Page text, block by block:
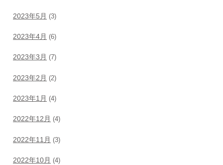
2023年5月 (3)
2023年4月 (6)
2023年3月 (7)
2023年2月 (2)
2023年1月 (4)
2022年12月 (4)
2022年11月 (3)
2022年10月 (4)